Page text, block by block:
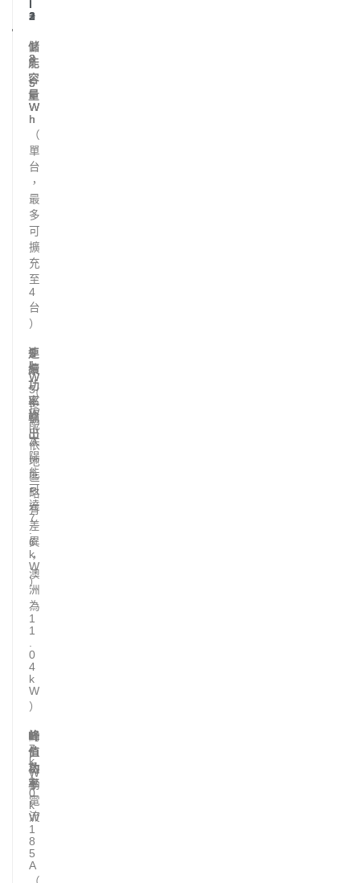
2
+
3
儲
能
容
量
1
3
.
5
k
W
h
1
3
.
5
k
W
h
1
3
.
5
k
W
h
（
單
台
，
最
多
可
擴
充
至
4
台
）
連
續
功
率
輸
出
5
k
W
5
k
W
（
搭
配
太
陽
能
可
達
7
.
6
k
W
）
1
1
.
5
k
W
（
依
地
區
略
有
差
異
，
澳
洲
為
1
1
.
0
4
k
W
）
峰
值
功
率
約
7
k
W
峰
值
約
1
0
k
W
峰
值
啟
動
電
流
1
8
5
A